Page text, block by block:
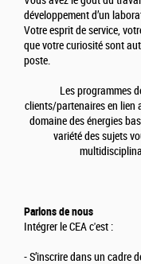
développement d’un
Votre esprit de service,
que votre curiosité sont
poste.
Les programmes
clients/partenaires en lien
domaine des énergies
variété des sujets
Parlons de nous
Intégrer le CEA c'est :
- S’inscrire dans un cadre